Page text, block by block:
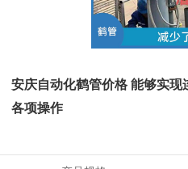
安庆自动化鹤管价格 能够实
各项操作